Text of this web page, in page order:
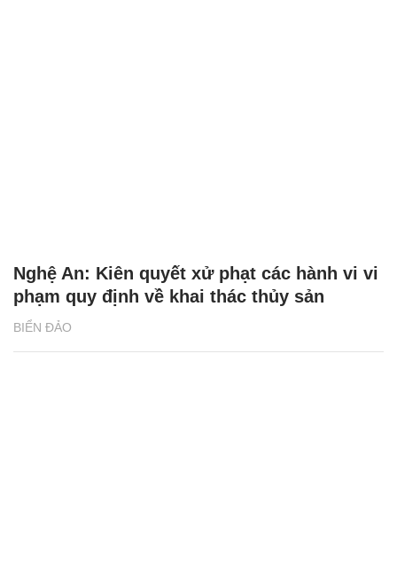
BIỂN ĐẢO
Nghệ An: Kiên quyết xử phạt các hành vi vi
phạm quy định về khai thác thủy sản